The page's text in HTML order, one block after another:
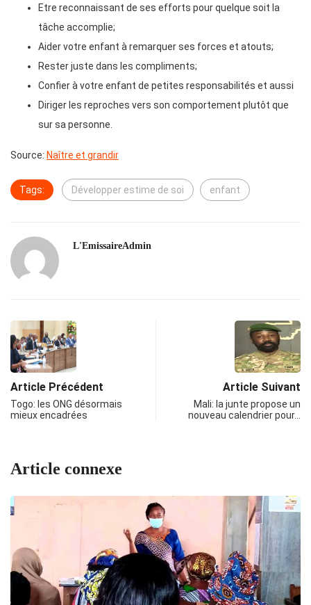
Etre reconnaissant de ses efforts pour quelque soit la
tâche accomplie;
Aider votre enfant à remarquer ses forces et atouts;
Rester juste dans les compliments;
Confier à votre enfant de petites responsabilités et aussi
Diriger les reproches vers son comportement plutôt que
sur sa personne.
Source: Naître et grandir
Tags: Développer estime de soi enfant
L'EmissaireAdmin
Article Précédent
Togo: les ONG désormais
mieux encadrées
Article Suivant
Mali: la junte propose un
nouveau calendrier pour…
Article connexe